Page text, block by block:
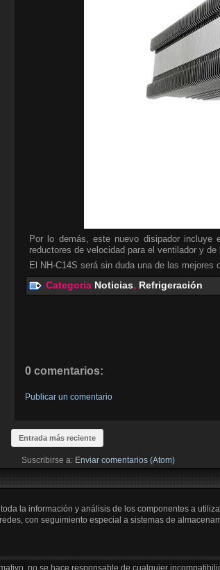
Por lo demás, este nuevo disipador incluye
reductores de velocidad para el ventilador y
El NH-C14S será sin duda una de las
Categoria Noticias, Refrigeración
0 comentarios:
Publicar un comentario
Entrada más reciente
Suscribirse a: Enviar comentarios (Atom)
la información y análisis de los componentes a
con seguimiento especial a sistemas de
no se hace responsable de cualquier